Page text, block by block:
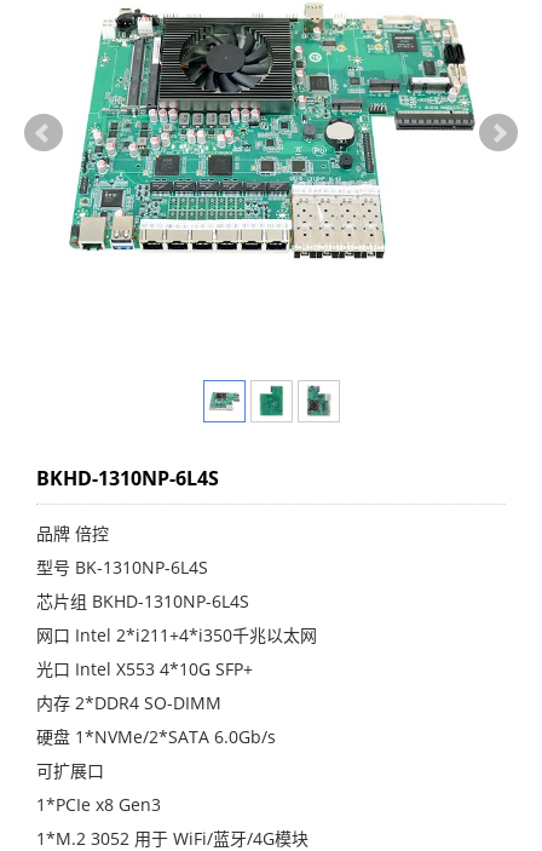
BKHD-1310NP-6L4S
品牌 倍控
型号 BK-1310NP-6L4S
芯片组 BKHD-1310NP-6L4S
网口 Intel 2*i211+4*i350千兆以太网
光口 Intel X553 4*10G SFP+
内存 2*DDR4 SO-DIMM
硬盘 1*NVMe/2*SATA 6.0Gb/s
可扩展口
1*PCIe x8 Gen3
1*M.2 3052 用于 WiFi/蓝牙/4G模块